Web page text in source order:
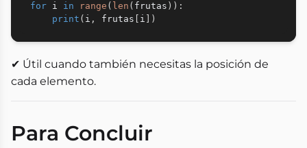
for i in range ( len ( frutas ) ) :
print ( i , frutas i )
✔ Útil cuando también necesitas la posición de
cada elemento.
Para Concluir